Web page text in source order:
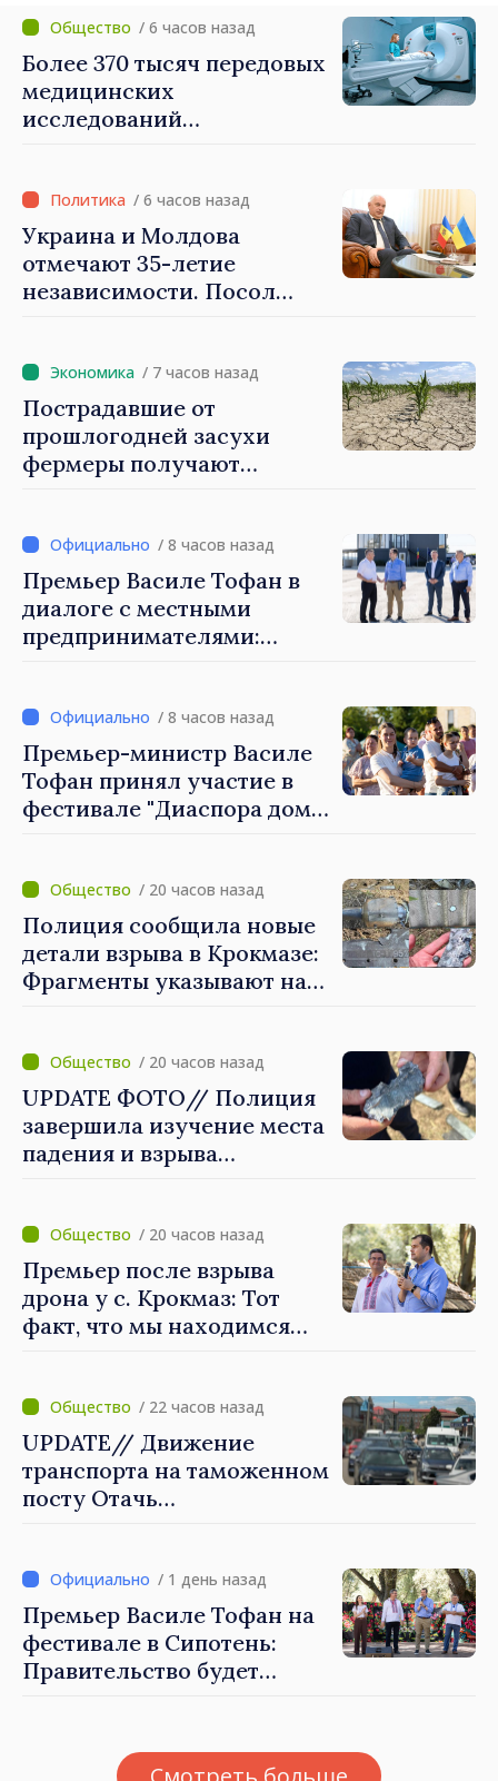
/ 6 часов назад
Более 370 тысяч передовых
медицинских
исследований
/ 6 часов назад
Украина и Молдова
отмечают 35-летие
независимости. Посол
и умеем обозначать наши
приоритеты на будущее
/ 7 часов назад
Пострадавшие от
прошлогодней засухи
фермеры получают
гектар
/ 8 часов назад
Премьер Василе Тофан в
диалоге с местными
предпринимателями:
сообщество, когда есть
инициатива, труд и
предпринимательский дух
/ 8 часов назад
Премьер-министр Василе
Тофан принял участие в
фестивале "Диаспора дома"
/ 20 часов назад
Полиция сообщила новые
детали взрыва в Крокмазе:
Фрагменты указывают на
/ 20 часов назад
UPDATE ФОТО// Полиция
завершила изучение места
падения и взрыва
"ракета-дрон"/ 20 часов назад
Премьер после взрыва
дрона у с. Крокмаз: Тот
факт, что мы находимся
/ 22 часов назад
UPDATE// Движение
транспорта на таможенном
посту Отачь
/ 1 день назад
Премьер Василе Тофан на
фестивале в Сипотень:
Правительство будет
общины и всех молдаван